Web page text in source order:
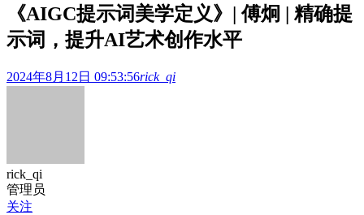
《AIGC提示词美学定义》| 傅炯 | 精确提
示词，提升AI艺术创作水平
2024年8月12日 09:53:56rick_qi
rick_qi
管理员
关注